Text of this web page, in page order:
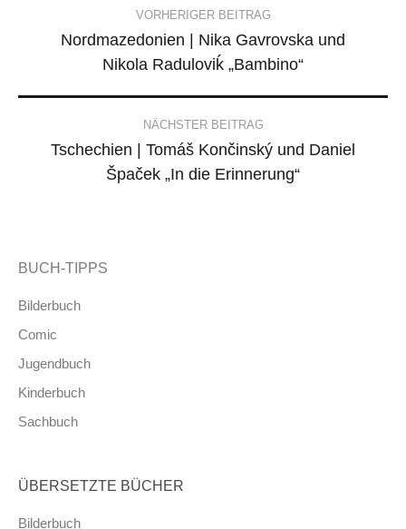
navigation
VORHERIGER BEITRAG
Nordmazedonien | Nika Gavrovska und
Nikola Raduloviḱ „Bambino“
NÄCHSTER BEITRAG
Tschechien | Tomáš Končinský und Daniel
Špaček „In die Erinnerung“
BUCH-TIPPS
Bilderbuch
Comic
Jugendbuch
Kinderbuch
Sachbuch
ÜBERSETZTE BÜCHER
Bilderbuch